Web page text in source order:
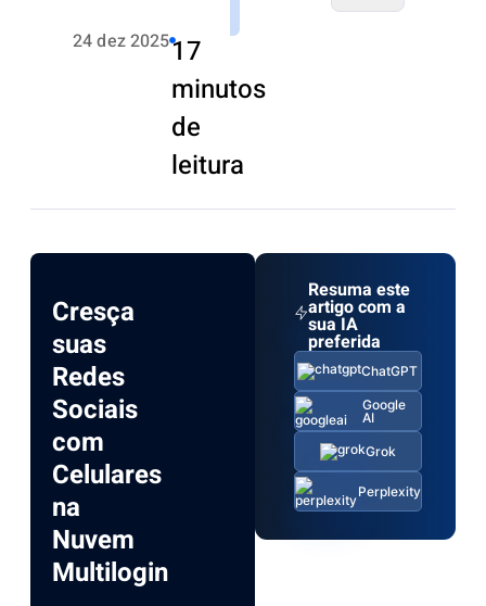
24 dez 202517
minutos
de
leitura
Cresça
suas
Redes
Sociais
com
Celulares
na
Nuvem
Multilogin
Resuma este
artigo com a
sua IA
preferida
ChatGPT
Google
AI
Grok
Perplexity